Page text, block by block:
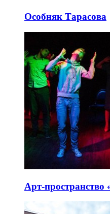
Особняк Тарасова
Арт-пространство